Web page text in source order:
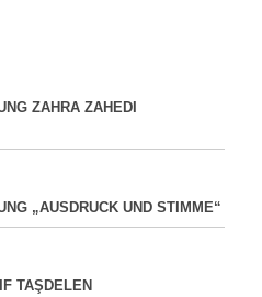
ZAHRA ZAHEDI
„AUSDRUCK UND STIMME“
TAŞDELEN